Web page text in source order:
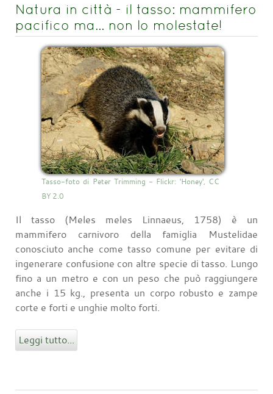
Natura in città - il tasso: mammifero
pacifico ma… non lo molestate!
Tasso-foto di Peter Trimming - Flickr: 'Honey', CC
BY 2.0
Il tasso (Meles meles Linnaeus, 1758) è un
mammifero carnivoro della famiglia Mustelidae
conosciuto anche come tasso comune per evitare di
ingenerare confusione con altre specie di tasso. Lungo
fino a un metro e con un peso che può raggiungere
anche i 15 kg., presenta un corpo robusto e zampe
corte e forti e unghie molto forti.
Leggi tutto...